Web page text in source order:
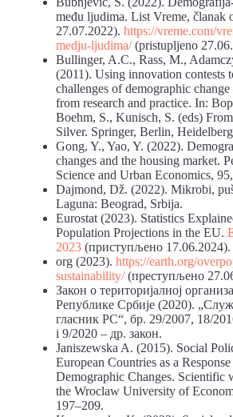
među ljudima. List Vreme, članak
27.07.2022). https://vreme.com/
medju-ljudima/(pristupljeno
Bullinger, A.C., Rass, M.,
(2011). Using innovation contests
challenges of demographic
from research and practice. In:
Boehm, S., Kunisch, S. (eds)
Silver. Springer, Berlin,
Gong, Y., Yao, Y. (2022).
changes and the housing market.
Science and Urban Economics,
Dajmond, Dž. (2022). Mikrobi,
Laguna: Beograd, Srbija.
Eurostat (2023). Statistics
Population Projections in the EU.
2023 (приступљено 17.06.2024).
org (2023). https://earth.org/
sustainability/(преступљено
Закон о територијалној
Републике Србије (2020).
гласник РС“, бр. 29/2007, 18/
i 9/2020 – др. закон.
Janiszewska A. (2015). Social
European Countries as a
Demographic Changes. Scientific
the Wroclaw University of
197–209.